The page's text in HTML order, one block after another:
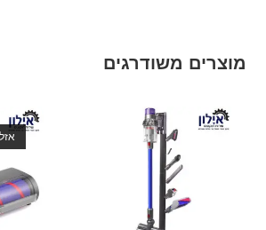
מוצרים משודרגים